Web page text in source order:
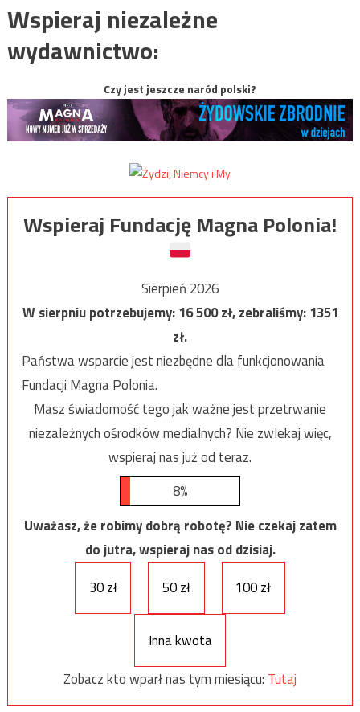
Wspieraj niezależne
wydawnictwo:
Czy jest jeszcze naród polski?
Wspieraj Fundację Magna Polonia!
Sierpień 2026
W sierpniu potrzebujemy:16 500zł, zebraliśmy:1351
zł.
Państwa wsparcie jest niezbędne dla funkcjonowania
Fundacji Magna Polonia.
Masz świadomość tego jak ważne jest przetrwanie
niezależnych ośrodków medialnych? Nie zwlekaj więc,
wspieraj nas już od teraz.
8%
Uważasz, że robimy dobrą robotę? Nie czekaj zatem
do jutra, wspieraj nas od dzisiaj.
30 zł
50 zł 100 zł
Inna kwota
Zobacz kto wparł nas tym miesiącu: Tutaj